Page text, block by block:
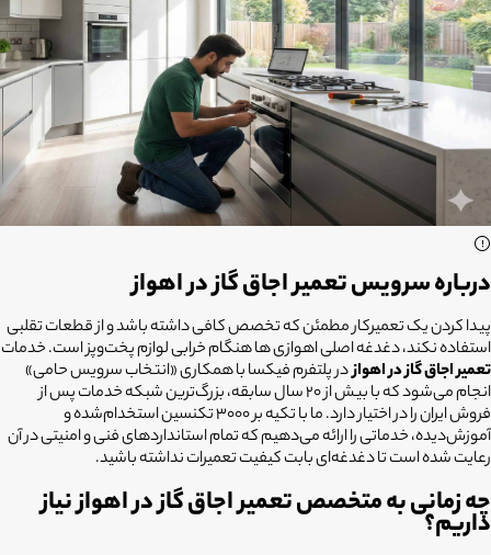
درباره سرویس تعمیر اجاق گاز در اهواز
پیدا کردن یک تعمیرکار مطمئن که تخصص کافی داشته باشد و از قطعات تقلبی
استفاده نکند، دغدغه اصلی اهوازی ها هنگام خرابی لوازم پخت‌وپز است. خدمات
تعمیر اجاق گاز در اهوازدر پلتفرم فیکسا با همکاری «انتخاب سرویس حامی»
انجام می‌شود که با بیش از ۲۰ سال سابقه، بزرگ‌ترین شبکه خدمات پس از
فروش ایران را در اختیار دارد. ما با تکیه بر ۳۰۰۰ تکنسین استخدام‌شده و
آموزش‌دیده، خدماتی را ارائه می‌دهیم که تمام استانداردهای فنی و امنیتی در آن
رعایت شده است تا دغدغه‌ای بابت کیفیت تعمیرات نداشته باشید.
چه زمانی به متخصص تعمیر اجاق گاز در اهواز نیاز
داریم؟